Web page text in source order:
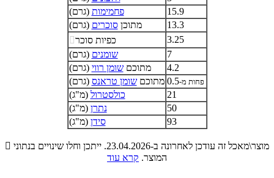
פחמימות (גרם)
15.9
מתוכןסוכרים (גרם)
13.3
כפיות סוכר
3.25
שומנים (גרם)
7
מתוכםשומן רווי (גרם)
4.2
מתוכםשומן טראנס (גרם) פחות מ-0.5
כולסטרול (מ"ג)
21
נתרן (מ"ג)
50
סידן (מ"ג) 93

המוצר. קרא עוד